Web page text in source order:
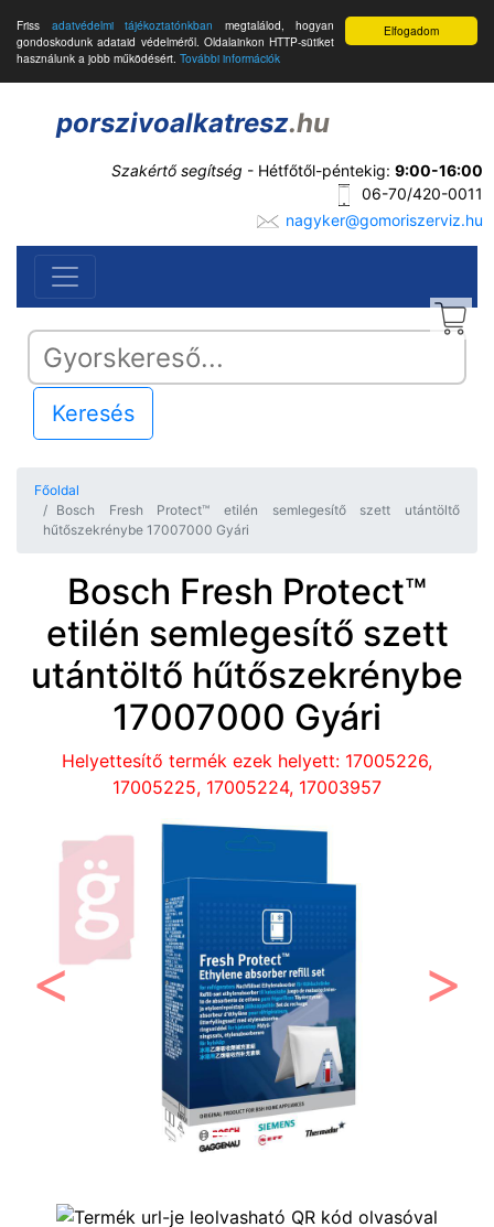
Elfogadom
Friss adatvédelmi tájékoztatónkban megtalálod, hogyan
gondoskodunk adataid védelméről. Oldalainkon HTTP-sütiket
használunk a jobb működésért. További információk
porszivoalkatresz.hu
Szakértő segítség - Hétfőtől-péntekig: 9:00-16:00
06-70/420-0011
nagyker@gomoriszerviz.hu
Keresés
Főoldal
Bosch Fresh Protect™ etilén semlegesítő szett utántöltő
hűtőszekrénybe 17007000 Gyári
Bosch Fresh Protect™
etilén semlegesítő szett
utántöltő hűtőszekrénybe
17007000 Gyári
Helyettesítő termék ezek helyett: 17005226,
17005225, 17005224, 17003957
Előző